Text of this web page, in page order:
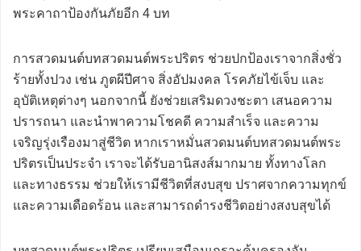
พระคาถาป้องกันภัยอีก 4 บท
การสวดมนต์บทสวดมนต์พระปริตร ช่วยปกป้องเราจากสิ่งชั่ว
ร้ายทั้งปวง เช่น ภูตผีปีศาจ สิ่งอัปมงคล โรคภัยไข้เจ็บ และ
อุบัติเหตุต่างๆ นอกจากนี้ ยังช่วยเสริมดวงชะตา เสนอความ
ปรารถนา และนำพาความโชคดี ความสำเร็จ และความ
เจริญรุ่งเรืองมาสู่ชีวิต หากเราหมั่นสวดมนต์บทสวดมนต์พระ
ปริตรเป็นประจำ เราจะได้รับอานิสงส์มากมาย ทั้งทางโลก
และทางธรรม ช่วยให้เรามีชีวิตที่สงบสุข ปราศจากความทุกข์
และความเดือดร้อน และสามารถดำรงชีวิตอย่างสงบสุขได้